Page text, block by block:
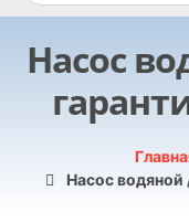
Насос
Насос водяной